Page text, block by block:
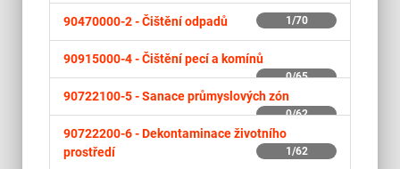
90470000-2 -Čištění odpadů 1/70
90915000-4 -Čištění pecí a komínů
0/65
90722100-5 -Sanace průmyslových zón
0/62
90722200-6 -Dekontaminace životního
prostředí
1/62